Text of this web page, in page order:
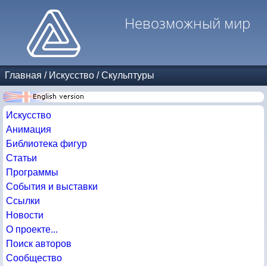
Невозможный мир
Главная / Искусство /Скульптуры
Искусство
Анимация
Библиотека фигур
Статьи
Программы
События и выставки
Ссылки
Новости
О проекте...
Поиск авторов
Сообщество